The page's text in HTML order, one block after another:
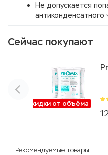
Не допускается
антиконденсатного
Сейчас покупают
Скидки от объёма
Рекомендуемые товары